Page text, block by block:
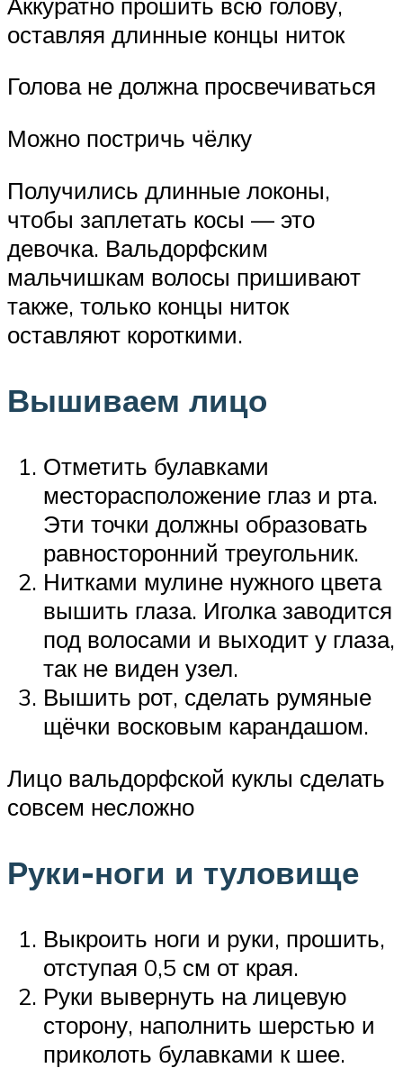
оставляя длинные концы ниток
Голова не должна просвечиваться
Можно постричь чёлку
Получились длинные локоны,
чтобы заплетать косы — это
девочка. Вальдорфским
мальчишкам волосы пришивают
также, только концы ниток
оставляют короткими.
Вышиваем лицо
Отметить булавками
месторасположение глаз и рта.
Эти точки должны образовать
равносторонний треугольник.
Нитками мулине нужного цвета
вышить глаза. Иголка заводится
под волосами и выходит у глаза,
так не виден узел.
Вышить рот, сделать румяные
щёчки восковым карандашом.
Лицо вальдорфской куклы сделать
совсем несложно
Руки-ноги и туловище
Выкроить ноги и руки, прошить,
отступая 0,5 см от края.
Руки вывернуть на лицевую
сторону, наполнить шерстью и
приколоть булавками к шее.